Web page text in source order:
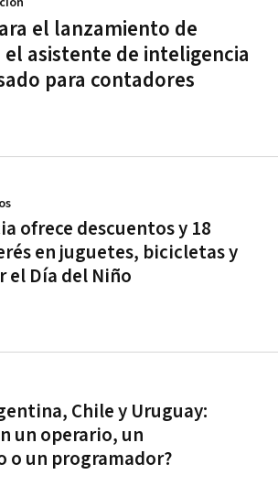
el lanzamiento de
asistente de inteligencia
para contadores
ofrece descuentos y 18
en juguetes, bicicletas y
Día del Niño
Chile y Uruguay:
un operario, un
un programador?